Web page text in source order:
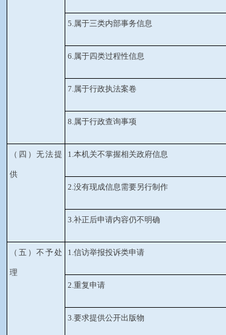
5.属于三类内部事务信息
6.属于四类过程性信息
7.属于行政执法案卷
8.属于行政查询事项
（四）无法提
供
1.本机关不掌握相关政府信息
2.没有现成信息需要另行制作
3.补正后申请内容仍不明确
（五）不予处
理
1.信访举报投诉类申请
2.重复申请
3.要求提供公开出版物